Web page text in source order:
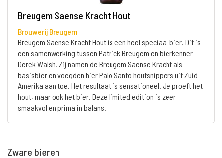
Breugem Saense Kracht Hout
Brouwerij Breugem
Breugem Saense Kracht Hout is een heel speciaal bier. Dit is
een samenwerking tussen Patrick Breugem en bierkenner
Derek Walsh. Zij namen de Breugem Saense Kracht als
basisbier en voegden hier Palo Santo houtsnippers uit Zuid-
Amerika aan toe. Het resultaat is sensationeel. Je proeft het
hout, maar ook het bier. Deze limited edition is zeer
smaakvol en prima in balans.
Zware bieren